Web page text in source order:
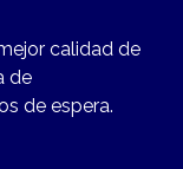
calidad de
de
de espera.